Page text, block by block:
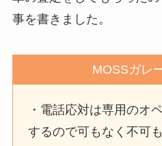
事を書きました。
MOSSガレ
・電話応対は専用のオ
するので可もなく不可